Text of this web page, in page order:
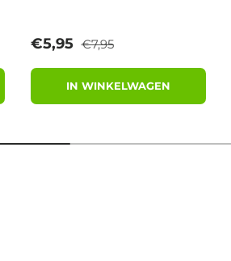
Verkoopprijs
€5,95 Reguliere prijs
€7,95
IN WINKELWAGEN